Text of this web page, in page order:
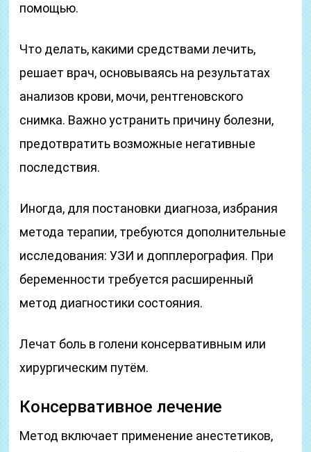
помощью.
Что делать, какими средствами лечить,
решает врач, основываясь на результатах
анализов крови, мочи, рентгеновского
снимка. Важно устранить причину болезни,
предотвратить возможные негативные
последствия.
Иногда, для постановки диагноза, избрания
метода терапии, требуются дополнительные
исследования: УЗИ и допплерография. При
беременности требуется расширенный
метод диагностики состояния.
Лечат боль в голени консервативным или
хирургическим путём.
Консервативное лечение
Метод включает применение анестетиков,